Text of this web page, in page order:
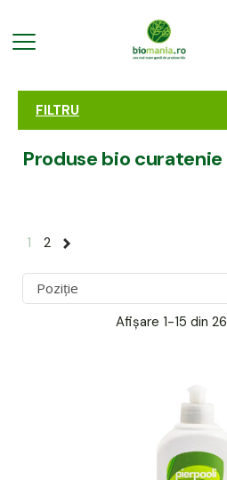
FILTRU
Produse bio curatenie
1 2
Afișare 1-15 din 26